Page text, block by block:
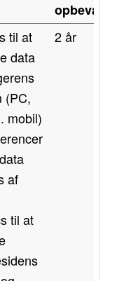
til at
data
(PC,
mobil)
af
til at
2 år